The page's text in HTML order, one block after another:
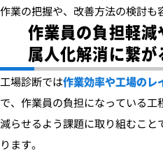
作業の把握や、改善方法の検討も
作業員の負担軽減
属人化解消に繋が
工場診断では作業効率や工場のレ
で、作業員の負担になっている工
減らせるよう課題に取り組むこ
ります。